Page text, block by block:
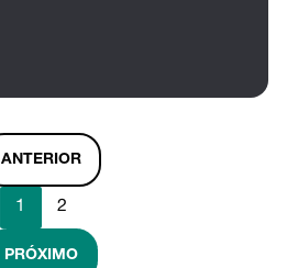
ANTERIOR
1 2
PRÓXIMO